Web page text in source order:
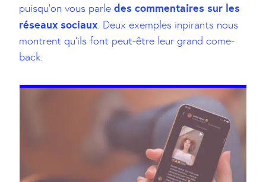
puisqu’on vous parle des commentaires sur les
réseaux sociaux. Deux exemples inpirants nous
montrent qu’ils font peut-être leur grand come-
back.